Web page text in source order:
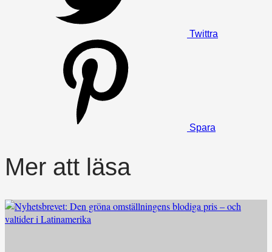
Twittra
Spara
Mer att läsa